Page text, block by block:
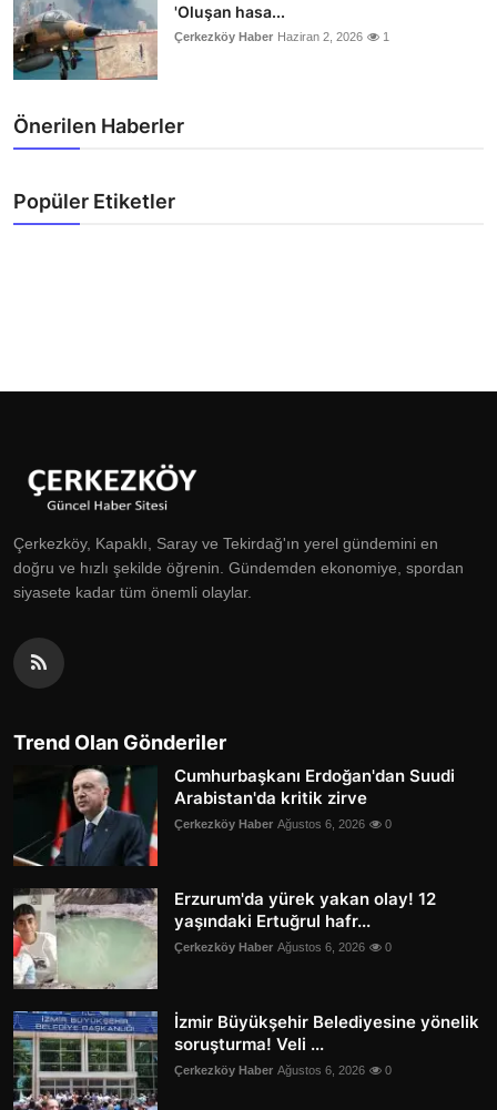
'Oluşan hasa...
Çerkezköy Haber Haziran 2, 2026 1
Önerilen Haberler
Popüler Etiketler
Çerkezköy, Kapaklı, Saray ve Tekirdağ'ın yerel gündemini en
doğru ve hızlı şekilde öğrenin. Gündemden ekonomiye, spordan
siyasete kadar tüm önemli olaylar.
Trend Olan Gönderiler
Cumhurbaşkanı Erdoğan'dan Suudi
Arabistan'da kritik zirve
Çerkezköy Haber Ağustos 6, 2026 0
Erzurum'da yürek yakan olay! 12
yaşındaki Ertuğrul hafr...
Çerkezköy Haber Ağustos 6, 2026 0
İzmir Büyükşehir Belediyesine yönelik
soruşturma! Veli ...
Çerkezköy Haber Ağustos 6, 2026 0